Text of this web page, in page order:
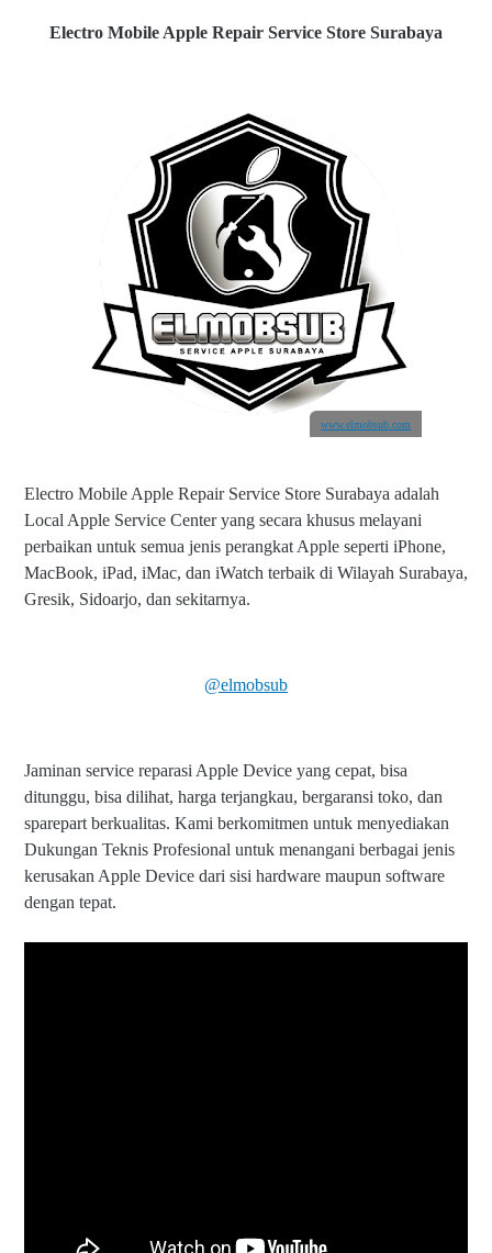
Electro Mobile Apple Repair Service Store Surabaya
www.elmobsub.com
Electro Mobile Apple Repair Service Store Surabaya adalah
Local Apple Service Center yang secara khusus melayani
perbaikan untuk semua jenis perangkat Apple seperti iPhone,
MacBook, iPad, iMac, dan iWatch terbaik di Wilayah Surabaya,
Gresik, Sidoarjo, dan sekitarnya.
@elmobsub
Jaminan service reparasi Apple Device yang cepat, bisa
ditunggu, bisa dilihat, harga terjangkau, bergaransi toko, dan
sparepart berkualitas. Kami berkomitmen untuk menyediakan
Dukungan Teknis Profesional untuk menangani berbagai jenis
kerusakan Apple Device dari sisi hardware maupun software
dengan tepat.